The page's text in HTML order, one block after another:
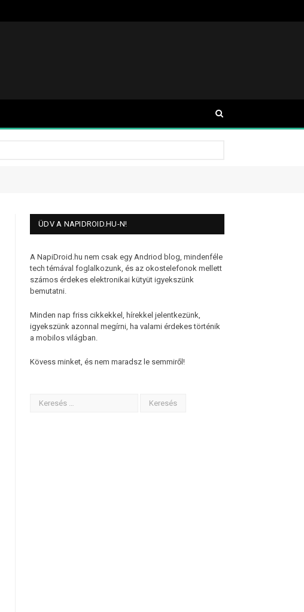
ÜDV A NAPIDROID.HU-N!
A NapiDroid.hu nem csak egy Andriod blog, mindenféle
tech témával foglalkozunk, és az okostelefonok mellett
számos érdekes elektronikai kütyüt igyekszünk
bemutatni.
Minden nap friss cikkekkel, hírekkel jelentkezünk,
igyekszünk azonnal megírni, ha valami érdekes történik
a mobilos világban.
Kövess minket, és nem maradsz le semmiről!